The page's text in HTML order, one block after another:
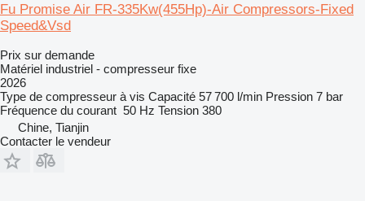
Fu Promise Air FR-335Kw(455Hp)-Air Compressors-Fixed
Speed&Vsd
Prix sur demande
Matériel industriel - compresseur fixe
2026
Type de compresseur à vis Capacité 57 700 l/min Pression 7 bar
Fréquence du courant 50 Hz Tension 380
Chine, Tianjin
Contacter le vendeur